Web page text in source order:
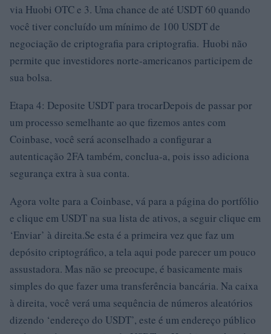
via Huobi OTC e 3. Uma chance de até USDT 60 quando
você tiver concluído um mínimo de 100 USDT de
negociação de criptografia para criptografia. Huobi não
permite que investidores norte-americanos participem de
sua bolsa.
Etapa 4: Deposite USDT para trocarDepois de passar por
um processo semelhante ao que fizemos antes com
Coinbase, você será aconselhado a configurar a
autenticação 2FA também, conclua-a, pois isso adiciona
segurança extra à sua conta.
Agora volte para a Coinbase, vá para a página do portfólio
e clique em USDT na sua lista de ativos, a seguir clique em
‘Enviar’ à direita.Se esta é a primeira vez que faz um
depósito criptográfico, a tela aqui pode parecer um pouco
assustadora. Mas não se preocupe, é basicamente mais
simples do que fazer uma transferência bancária. Na caixa
à direita, você verá uma sequência de números aleatórios
dizendo ‘endereço do USDT’, este é um endereço público